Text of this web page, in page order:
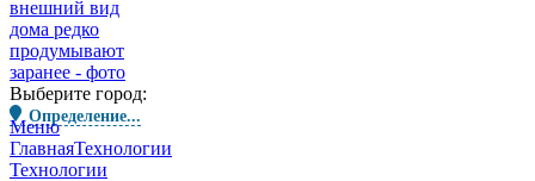
Выберите город:
Определение...
Меню
ГлавнаяТехнологии
Технологии